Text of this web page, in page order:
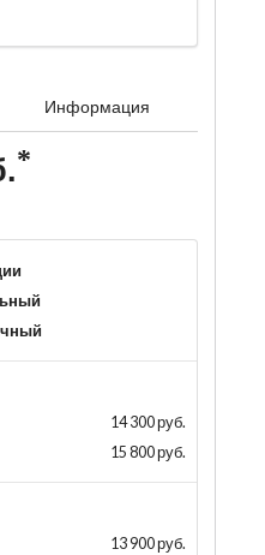
Информация
14 300 руб.
15 800 руб.
13 900 руб.